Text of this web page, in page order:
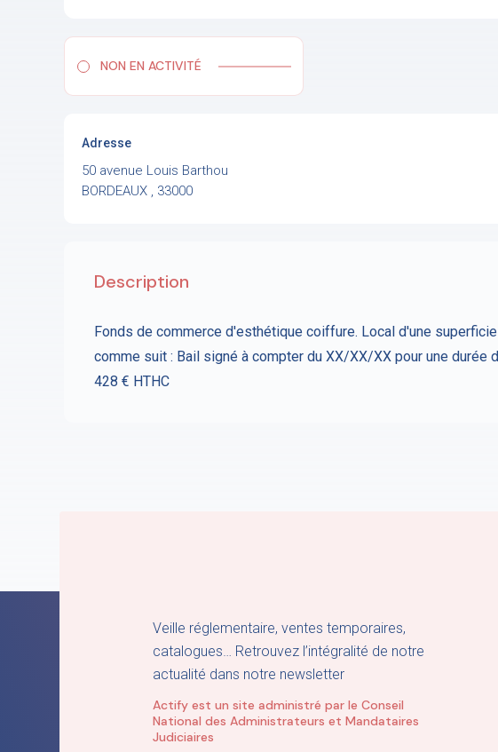
NON EN ACTIVITÉ
Adresse
50 avenue Louis Barthou
BORDEAUX , 33000
Description
Fonds de commerce d'esthétique coiffure. Local d'une
comme suit : Bail signé à compter du XX/XX/XX pour une durée
428 € HTHC
Veille réglementaire, ventes temporaires,
catalogues… Retrouvez l’intégralité de notre
actualité dans notre newsletter
Actify est un site administré par le Conseil
National des Administrateurs et Mandataires
Judiciaires